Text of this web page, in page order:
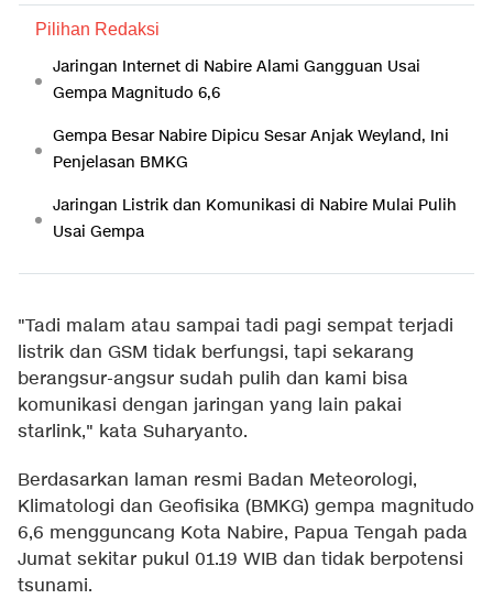
Pilihan Redaksi
Jaringan Internet di Nabire Alami Gangguan Usai
Gempa Magnitudo 6,6
Gempa Besar Nabire Dipicu Sesar Anjak Weyland, Ini
Penjelasan BMKG
Jaringan Listrik dan Komunikasi di Nabire Mulai Pulih
Usai Gempa
"Tadi malam atau sampai tadi pagi sempat terjadi
listrik dan GSM tidak berfungsi, tapi sekarang
berangsur-angsur sudah pulih dan kami bisa
komunikasi dengan jaringan yang lain pakai
starlink," kata Suharyanto.
Berdasarkan laman resmi Badan Meteorologi,
Klimatologi dan Geofisika (BMKG) gempa magnitudo
6,6 mengguncang Kota Nabire, Papua Tengah pada
Jumat sekitar pukul 01.19 WIB dan tidak berpotensi
tsunami.